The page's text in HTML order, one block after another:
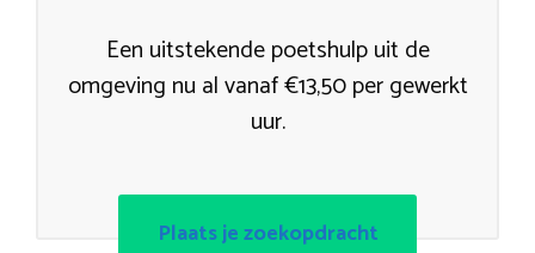
Een uitstekende poetshulp uit de
omgeving nu al vanaf €13,50 per gewerkt
uur.
Plaats je zoekopdracht